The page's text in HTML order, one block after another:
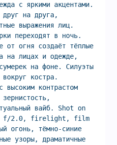
с яркими акцентами.
друг на друга,
выражения лиц.
переходят в ночь.
от огня создаёт тёплые
на лицах и одежде,
на фоне. Силуэты
костра.
высоким контрастом
вайб. Shot on
f/2.0, firelight, film
огонь, тёмно-синие
узоры, драматичные